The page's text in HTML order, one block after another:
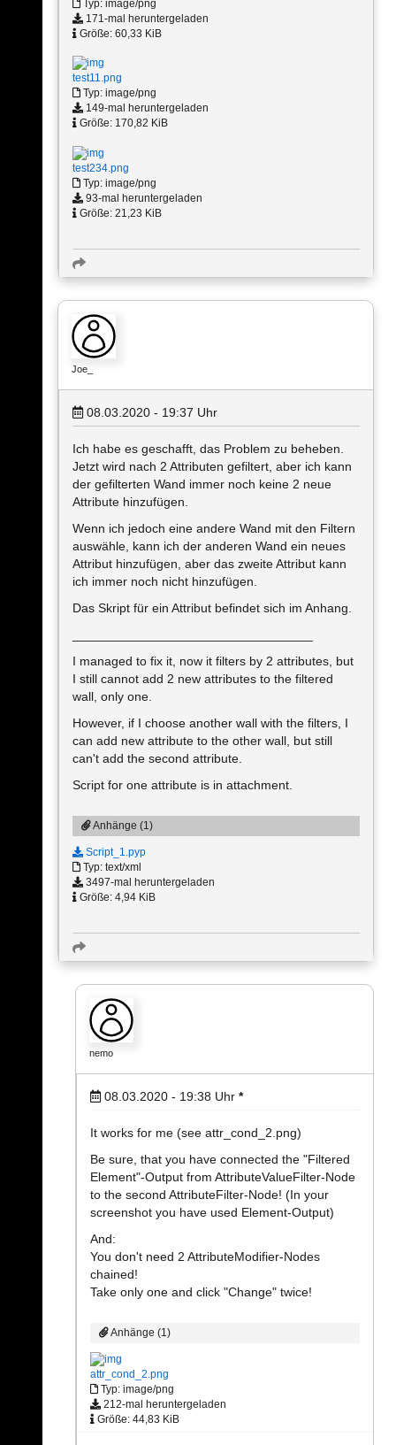
Typ: image/png
171-mal heruntergeladen
Größe: 60,33 KiB
test11.png
Typ: image/png
149-mal heruntergeladen
Größe: 170,82 KiB
test234.png
Typ: image/png
93-mal heruntergeladen
Größe: 21,23 KiB
Joe_
08.03.2020 - 19:37 Uhr
Ich habe es geschafft, das Problem zu beheben.
Jetzt wird nach 2 Attributen gefiltert, aber ich kann
der gefilterten Wand immer noch keine 2 neue
Attribute hinzufügen.
Wenn ich jedoch eine andere Wand mit den Filtern
auswähle, kann ich der anderen Wand ein neues
Attribut hinzufügen, aber das zweite Attribut kann
ich immer noch nicht hinzufügen.
Das Skript für ein Attribut befindet sich im Anhang.
I managed to fix it, now it filters by 2 attributes, but
I still cannot add 2 new attributes to the filtered
wall, only one.
However, if I choose another wall with the filters, I
can add new attribute to the other wall, but still
can't add the second attribute.
Script for one attribute is in attachment.
Anhänge (1)
Script_1.pyp
Typ: text/xml
3497-mal heruntergeladen
Größe: 4,94 KiB
nemo
08.03.2020 - 19:38 Uhr *
It works for me (see attr_cond_2.png)
Be sure, that you have connected the "Filtered
Element"-Output from AttributeValueFilter-Node
to the second AttributeFilter-Node! (In your
screenshot you have used Element-Output)
And:
You don't need 2 AttributeModifier-Nodes
chained!
Take only one and click "Change" twice!
Anhänge (1)
attr_cond_2.png
Typ: image/png
212-mal heruntergeladen
Größe: 44,83 KiB